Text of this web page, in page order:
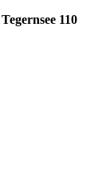
Tegernsee 110